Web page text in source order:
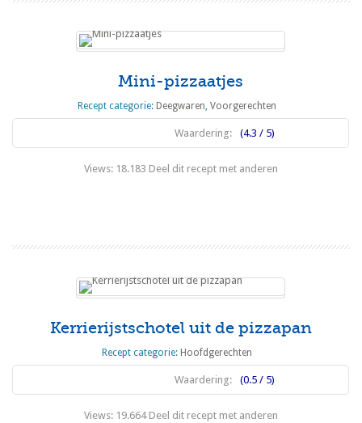
Mini-pizzaatjes
Recept categorie: Deegwaren, Voorgerechten
Waardering: (4.3 / 5)
Views: 18.183 Deel dit recept met anderen
Kerrierijstschotel uit de pizzapan
Recept categorie: Hoofdgerechten
Waardering: (0.5 / 5)
Views: 19.664 Deel dit recept met anderen